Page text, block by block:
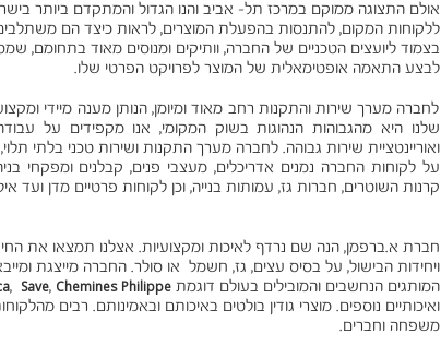
אולם התצוגה ממוקם במרכז תל- אביב והנו הגדול והמתקדם ביותר
ללקוחות המקום, להתנסות בהפעלת המוצרים, לראות כיצד הם
בצמוד ליועצים הטכניים של החברה, וותיקים ומנוסים מאוד בתחומם,
לבצע התאמה אופטימאלית של המוצר לפרויקט הפרטי שלו.
לחברה מערך שירות והתקנות רחב מאוד ומיומן, הנותן מענה מיידי
שלנו היא מהגבוהות הנהוגות בשוק המקומי, אנו מקפידים על
ואוריינטציית שירות גבוהה. לחברה מערך התקנות ושירות טכני בלתי
על לקוחות החברה נמנים אדריכלים, מעצבי פנים, קבלנים ומפקחי
קרנות השוטרים, חברות גז, עמותות בנייה, וכן לקוחות פרטיים מדן ועד
חברת א.ברפמן, הנה שם נרדף לאיכות ומקצועיות. אצלנו תמצאו את
ויחידות הבישול, על בסיס עצים, גז, חשמל או סולר. החברה מייצגת
המותגים הנחשבים והמובילים בעולם דוגמת
, Save, Chemines Philippe
ואיכותיים נוספים. מוצרי גודין בולטים באיכותם ובאמינותם. רבים
משפחה וחברים.